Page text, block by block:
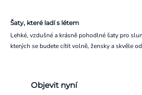
Šaty, které ladí s létem
Lehké, vzdušné a krásně pohodlné šaty pro
kterých se budete cítit volně, žensky a skvěle
Objevit nyní